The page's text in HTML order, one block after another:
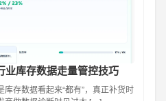
业库存数据走量管控技巧
存数据看起来“都有”，真正补货时